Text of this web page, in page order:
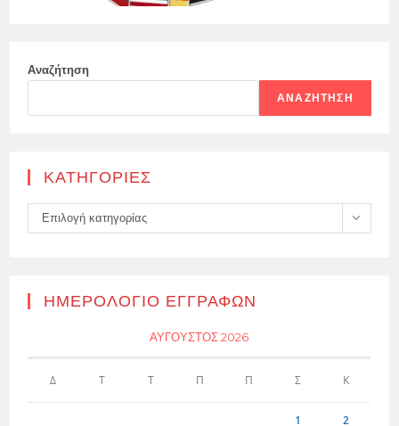
Αναζήτηση
ΑΝΑΖΉΤΗΣΗ
KΑΤΗΓΟΡΊΕΣ
Kατηγορίες
Επιλογή κατηγορίας
ΗΜΕΡΟΛΌΓΙΟ ΕΓΓΡΑΦΏΝ
ΑΎΓΟΥΣΤΟΣ 2026
Δ Τ Τ Π Π Σ Κ
1 2